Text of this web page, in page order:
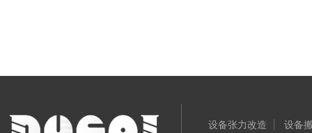
设备张力改造 设备